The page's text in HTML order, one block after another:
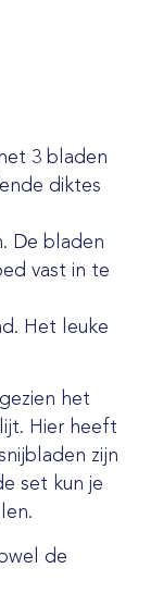
3 bladen
diktes
De bladen
vast in te
Het leuke
het
Hier heeft
zijn
set kun je
de